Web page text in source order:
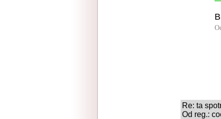
Re: ta
Od reg.: